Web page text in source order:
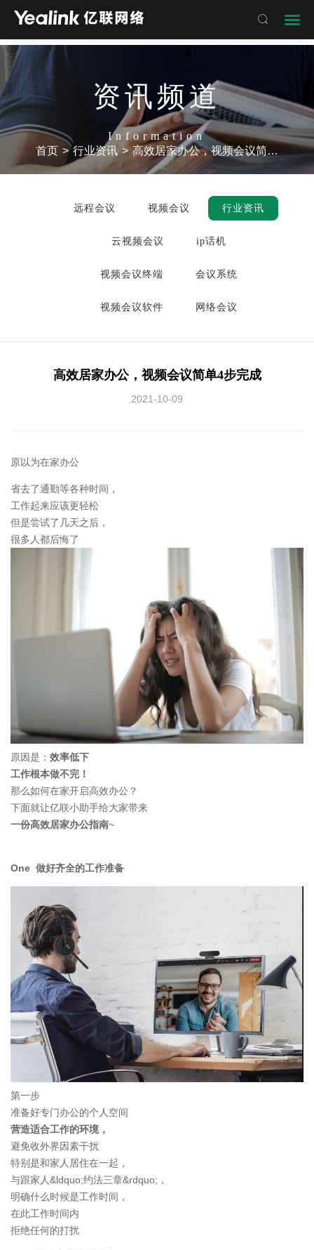

资讯频道
Information
首页 > 行业资讯 > 高效居家办公，视频会议简单4步完成
远程会议 视频会议 行业资讯
云视频会议 ip话机
视频会议终端 会议系统
视频会议软件 网络会议
高效居家办公，视频会议简单4步完成
2021-10-09
原以为在家办公
省去了通勤等各种时间，
工作起来应该更轻松
但是尝试了几天之后，
很多人都后悔了
原因是： 效率低下
工作根本做不完！
那么如何在家开启高效办公？
下面就让亿联小助手给大家带来
一份高效居家办公指南~
One 做好齐全的工作准备
第一步
准备好专门办公的个人空间
营造适合工作的环境，
避免收外界因素干扰
特别是和家人居住在一起，
与跟家人&ldquo;约法三章&rdquo;，
明确什么时候是工作时间，
在此工作时间内
拒绝任何的打扰